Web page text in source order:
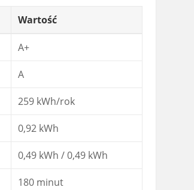
Wartość
A+
A
259 kWh/rok
0,92 kWh
0,49 kWh / 0,49 kWh
180 minut